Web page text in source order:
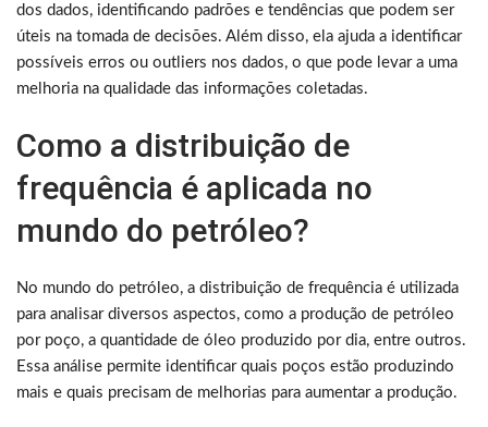
dos dados, identificando padrões e tendências que podem ser
úteis na tomada de decisões. Além disso, ela ajuda a identificar
possíveis erros ou outliers nos dados, o que pode levar a uma
melhoria na qualidade das informações coletadas.
Como a distribuição de
frequência é aplicada no
mundo do petróleo?
No mundo do petróleo, a distribuição de frequência é utilizada
para analisar diversos aspectos, como a produção de petróleo
por poço, a quantidade de óleo produzido por dia, entre outros.
Essa análise permite identificar quais poços estão produzindo
mais e quais precisam de melhorias para aumentar a produção.